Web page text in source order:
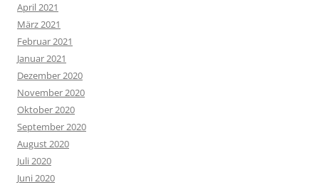
April 2021
März 2021
Februar 2021
Januar 2021
Dezember 2020
November 2020
Oktober 2020
September 2020
August 2020
Juli 2020
Juni 2020